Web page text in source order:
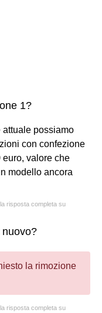
1?
attuale possiamo
con confezione
valore che
modello ancora
risposta completa su
la rimozione
risposta completa su